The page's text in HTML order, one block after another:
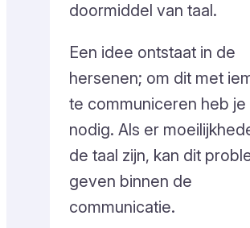
doormiddel van taal.
Een idee ontstaat in de
hersenen; om dit met
te communiceren heb je
nodig. Als er
de taal zijn, kan dit
geven binnen de
communicatie.